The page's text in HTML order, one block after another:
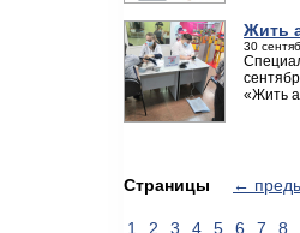
Жить
30
«Жить
Страницы ←
1 2 3 4 5 6 7
8